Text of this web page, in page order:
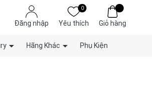
Đăng nhập
0
Yêu thích Giỏ hàng
Hãng Khác Phụ Kiện